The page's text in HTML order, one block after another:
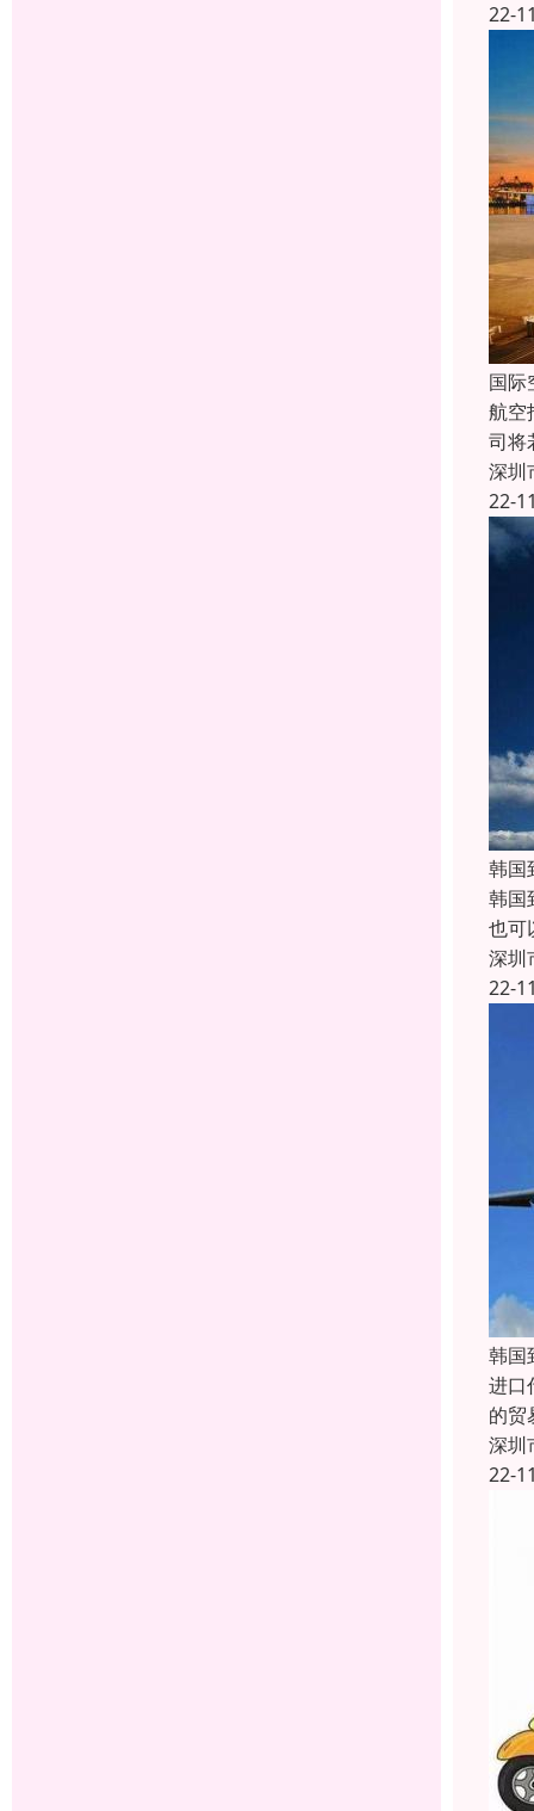
22-
国际
航空
司将
深圳
22-
韩国
韩国
也可
深圳
22-
韩国
进口
的贸
深圳
22-